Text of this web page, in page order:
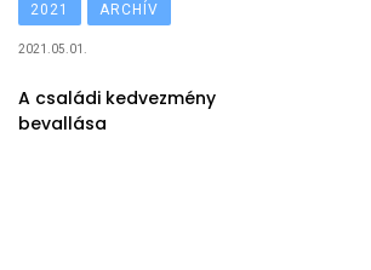
2021 ARCHÍV
2021.05.01.
A családi kedvezmény
bevallása